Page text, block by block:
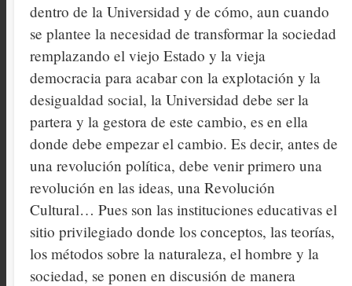
dentro de la Universidad y de cómo, aun cuando
se plantee la necesidad de transformar la sociedad
remplazando el viejo Estado y la vieja
democracia para acabar con la explotación y la
desigualdad social, la Universidad debe ser la
partera y la gestora de este cambio, es en ella
donde debe empezar el cambio. Es decir, antes de
una revolución política, debe venir primero una
revolución en las ideas, una Revolución
Cultural… Pues son las instituciones educativas el
sitio privilegiado donde los conceptos, las teorías,
los métodos sobre la naturaleza, el hombre y la
sociedad, se ponen en discusión de manera